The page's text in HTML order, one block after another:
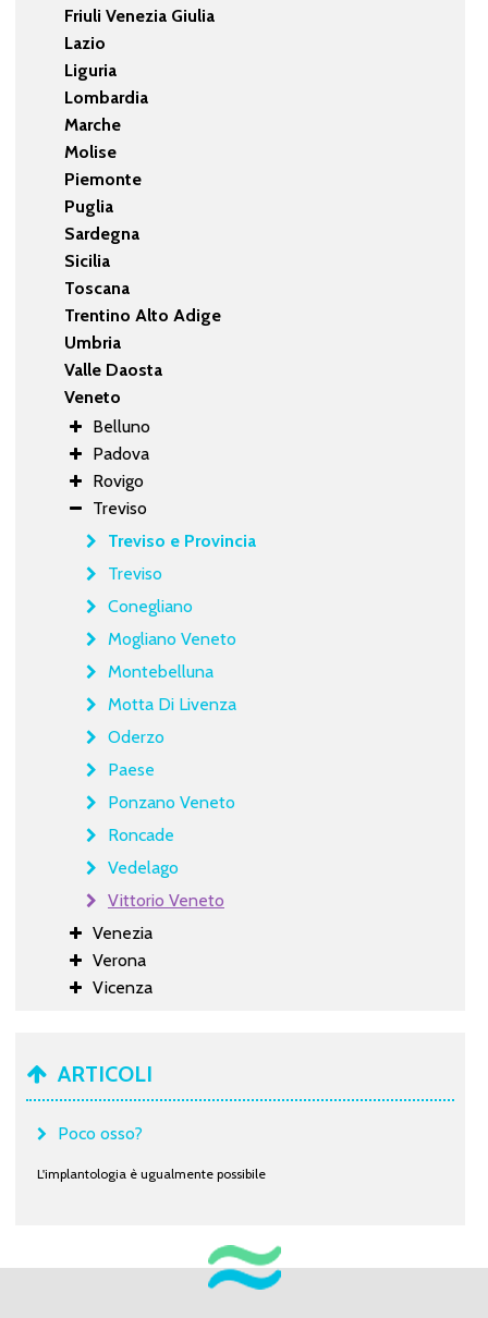
Friuli Venezia Giulia
Lazio
Liguria
Lombardia
Marche
Molise
Piemonte
Puglia
Sardegna
Sicilia
Toscana
Trentino Alto Adige
Umbria
Valle Daosta
Veneto
Belluno
Padova
Rovigo
Treviso
Treviso e Provincia
Treviso
Conegliano
Mogliano Veneto
Montebelluna
Motta Di Livenza
Oderzo
Paese
Ponzano Veneto
Roncade
Vedelago
Vittorio Veneto
Venezia
Verona
Vicenza
ARTICOLI
Poco osso?
L'implantologia è ugualmente possibile